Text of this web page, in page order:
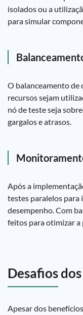
isolados ou a
para simular
O balanceamento de
recursos sejam
nó de teste seja
gargalos e atrasos.
Após a
testes paralelos para
desempenho. Com
feitos para otimizar a
Desafios
Apesar dos